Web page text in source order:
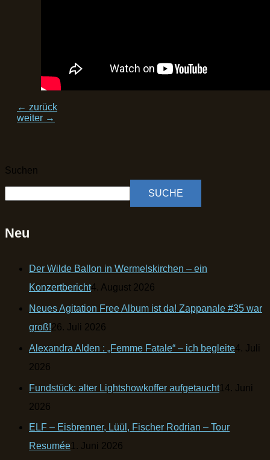
← zurück
weiter →
Suchen
SUCHE
Neu
Der Wilde Ballon in Wermelskirchen – ein
Konzertbericht4. August 2026
Neues Agitation Free Album ist da! Zappanale #35 war
groß!26. Juli 2026
Alexandra Alden : „Femme Fatale“ – ich begleite4. Juli
2026
Fundstück: alter Lightshowkoffer aufgetaucht14. Juni
2026
ELF – Eisbrenner, Lüül, Fischer Rodrian – Tour
Resumée1. Juni 2026